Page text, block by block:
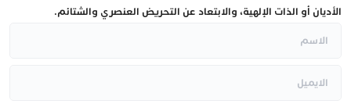
الأديان أو الذات الإلهية، والابتعاد عن التحريض العنصري والشتائم.